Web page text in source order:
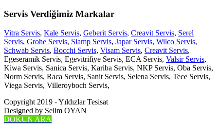
Servis Verdiğimiz Markalar
Vitra Servis, Kale Servis, Geberit Servis, Creavit Servis, Serel
Servis, Grohe Servis, Siamp Servis, Japar Servis, Wilco Servis,
Schwab Servis, Bocchi Servis, Visam Servis, Creavit Servis,
Egeseramik Servis, Egevitrifiye Servis, ECA Servis, Valsir Servis,
Kiwa Servis, Sanica Servis, Kariba Servis, NKP Servis, Oba Servis,
Norm Servis, Raca Servis, Sanit Servis, Selena Servis, Tece Servis,
Viega Servis, Villeroyboch Servis,
Copyright 2019 - Yıldızlar Tesisat
Designed by Selim OYAN
DOKUN ARA